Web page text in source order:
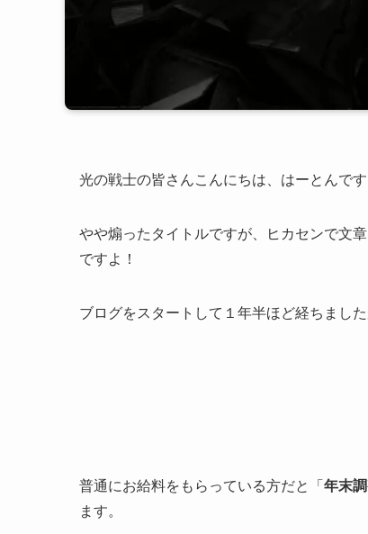
光の戦士の皆さんこんにちは、はーとんです
やや煽ったタイトルですが、ヒカセンで文
ですよ！
ブログをスタートして１年半ほど経ちました
普通にお給料をもらっている方だと「 年末
ます。